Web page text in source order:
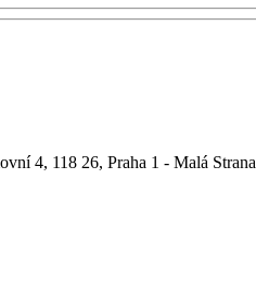
4, 118 26, Praha 1 - Malá Strana